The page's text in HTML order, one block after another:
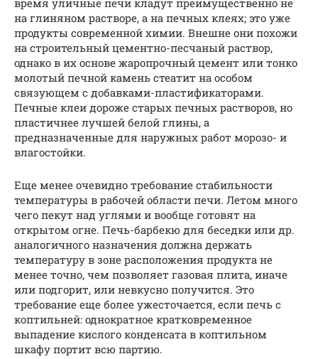
время уличные печи кладут преимущественно не
на глиняном растворе, а на печных клеях; это уже
продукты современной химии. Внешне они похожи
на строительный цементно-песчаный раствор,
однако в их основе жаропрочный цемент или тонко
молотый печной камень стеатит на особом
связующем с добавками-пластификаторами.
Печные клеи дороже старых печных растворов, но
пластичнее лучшей белой глины, а
предназначенные для наружных работ морозо- и
влагостойки.
Еще менее очевидно требование стабильности
температуры в рабочей области печи. Летом много
чего пекут над углями и вообще готовят на
открытом огне. Печь-барбекю для беседки или др.
аналогичного назначения должна держать
температуру в зоне расположения продукта не
менее точно, чем позволяет газовая плита, иначе
или подгорит, или невкусно получится. Это
требование еще более ужесточается, если печь с
коптильней: однократное кратковременное
выпадение кислого конденсата в коптильном
шкафу портит всю партию.